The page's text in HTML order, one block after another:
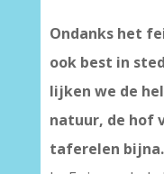
Ondanks het
ook best in
lijken we de
natuur, de hof
taferelen bijna.